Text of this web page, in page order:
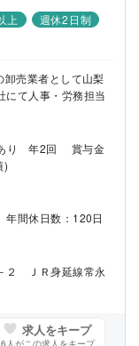
上
週休2日制
売業者として山梨
にて人事・労務担当
り 年2回 賞与金
)
間休日数：120日
２ ＪＲ身延線常永
求人をキープ
6 人がこの求人をキープ